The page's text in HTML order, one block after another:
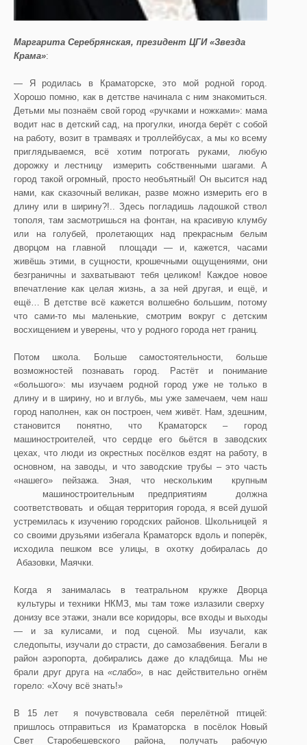
Маргарита Серебрянская, президент ЦГИ «Звезда
Крама»:
— Я родилась в Краматорске, это мой родной город.
Хорошо помню, как в детстве начинала с ним знакомиться.
Детьми мы познаём свой город «ручками и ножками»: мама
водит нас в детский сад, на прогулки, иногда берёт с собой
на работу, возит в трамваях и троллейбусах, а мы ко всему
приглядываемся, всё хотим потрогать руками, любую
дорожку и лестницу измерить собственными шагами. А
город такой огромный, просто необъятный! Он высится над
нами, как сказочный великан, разве можно измерить его в
длину или в ширину?!.. Здесь погладишь ладошкой ствол
тополя, там засмотришься на фонтан, на красивую клумбу
или на голубей, пролетающих над прекрасным белым
дворцом на главной площади — и, кажется, часами
живёшь этими, в сущности, крошечными ощущениями, они
безграничны и захватывают тебя целиком! Каждое новое
впечатление как целая жизнь, а за ней другая, и ещё, и
ещё… В детстве всё кажется волшебно большим, потому
что сами-то мы маленькие, смотрим вокруг с детским
восхищением и уверены, что у родного города нет границ.
Потом школа. Больше самостоятельности, больше
возможностей познавать город. Растёт и понимание
«большого»: мы изучаем родной город уже не только в
длину и в ширину, но и вглубь, мы уже замечаем, чем наш
город наполнен, как он построен, чем живёт. Нам, здешним,
становится понятно, что Краматорск – город
машиностроителей, что сердце его бьётся в заводских
цехах, что люди из окрестных посёлков ездят на работу, в
основном, на заводы, и что заводские трубы – это часть
«нашего» пейзажа. Зная, что нескольким крупным
машиностроительным предприятиям должна
соответствовать и общая территория города, я всей душой
устремилась к изучению городских районов. Школьницей я
со своими друзьями избегала Краматорск вдоль и поперёк,
исходила пешком все улицы, в охотку добиралась до
Абазовки, Маячки.
Когда я занималась в театральном кружке Дворца
культуры и техники НКМЗ, мы там тоже излазили сверху
донизу все этажи, знали все коридоры, все входы и выходы
— и за кулисами, и под сценой. Мы изучали, как
следопыты, изучали до страсти, до самозабвения. Бегали в
район аэропорта, добирались даже до кладбища. Мы не
брали друг друга на «слабо»,
в нас действительно огнём
горело: «Хочу всё знать!»
В 15 лет я почувствовала себя перелётной птицей:
пришлось отправиться из Краматорска в посёлок Новый
Свет Старобешевского района, получать рабочую